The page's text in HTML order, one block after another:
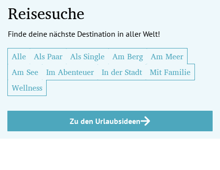
Reisesuche
Finde deine nächste Destination in aller Welt!
Alle Als Paar Als Single Am Berg
Am Meer
Am See
Im Abenteuer In der Stadt
Mit Familie
Wellness
Zu den Urlaubsideen